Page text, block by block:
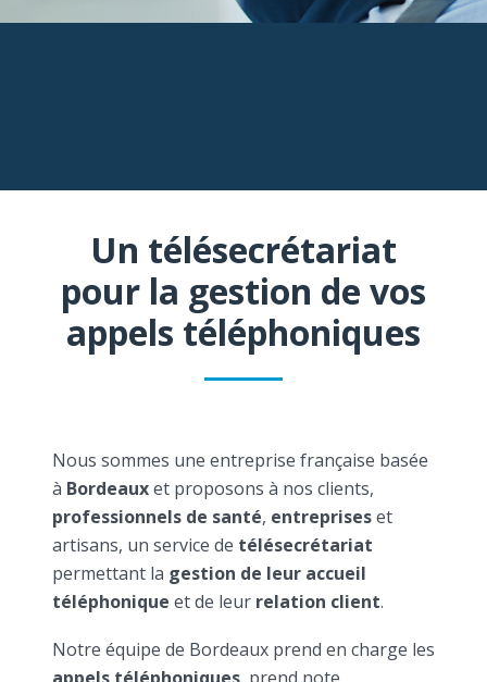
Un télésecrétariat
pour la gestion de vos
appels téléphoniques
Nous sommes une entreprise française basée
à Bordeauxet proposons à nos clients,
professionnels de santé, entrepriseset
artisans, un service de télésecrétariat
permettant la gestion de leur accueil
téléphonique et de leur relation client.
Notre équipe de Bordeaux prend en charge les